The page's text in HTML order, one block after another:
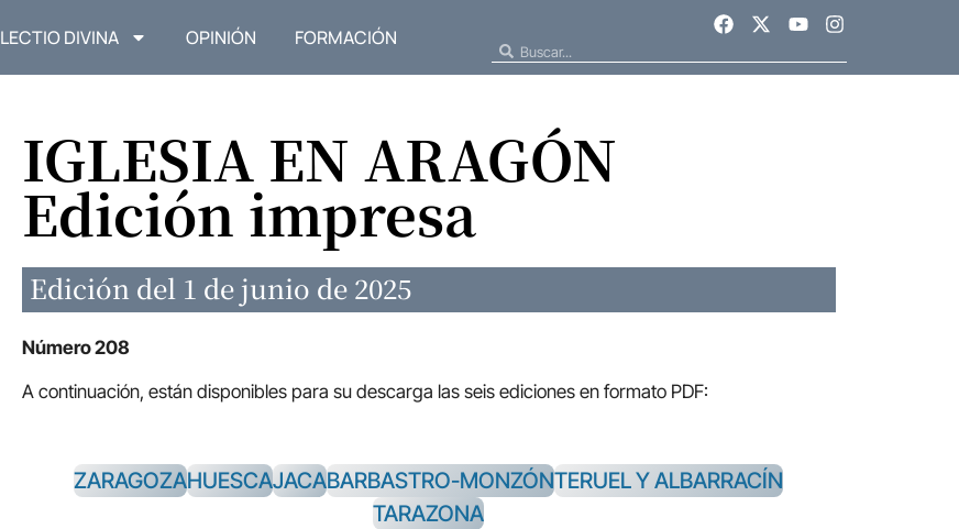
LECTIO DIVINA OPINIÓN FORMACIÓN
IGLESIA EN ARAGÓN
Edición impresa
Edición del 1 de junio de 2025
Número 208
A continuación, están disponibles para su descarga las seis ediciones en formato PDF:
ZARAGOZAHUESCAJACABARBASTRO-MONZÓNTERUEL Y ALBARRACÍN
TARAZONA